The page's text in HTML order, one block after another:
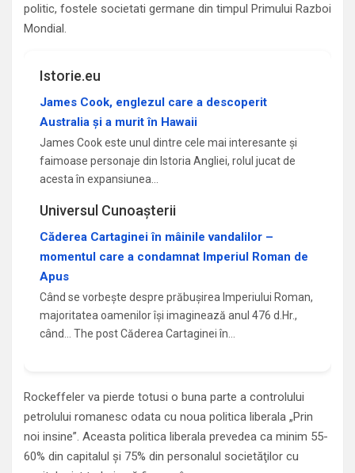
politic, fostele societati germane din timpul Primului Razboi
Mondial.
Istorie.eu
James Cook, englezul care a descoperit
Australia și a murit în Hawaii
James Cook este unul dintre cele mai interesante și
faimoase personaje din Istoria Angliei, rolul jucat de
acesta în expansiunea…
Universul Cunoașterii
Căderea Cartaginei în mâinile vandalilor –
momentul care a condamnat Imperiul Roman de
Apus
Când se vorbește despre prăbușirea Imperiului Roman,
majoritatea oamenilor își imaginează anul 476 d.Hr.,
când... The post Căderea Cartaginei în…
Rockeffeler va pierde totusi o buna parte a controlului
petrolului romanesc odata cu noua politica liberala „Prin
noi insine”. Aceasta politica liberala prevedea ca minim 55-
60% din capitalul şi 75% din personalul societăţilor cu